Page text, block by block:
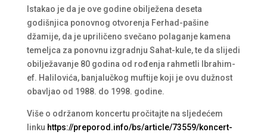
Istakao je da je ove godine obilježena deseta
godišnjica ponovnog otvorenja Ferhad-pašine
džamije, da je upriličeno svečano polaganje kamena
temeljca za ponovnu izgradnju Sahat-kule, te da slijedi
obilježavanje 80 godina od rođenja rahmetli Ibrahim-
ef. Halilovića, banjalučkog muftije koji je ovu dužnost
obavljao od 1988. do 1998. godine.
Više o održanom koncertu pročitajte na sljedećem
linku https://preporod.info/bs/article/73559/koncert-